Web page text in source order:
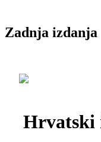
Zadnja izdanja
Hrvatski